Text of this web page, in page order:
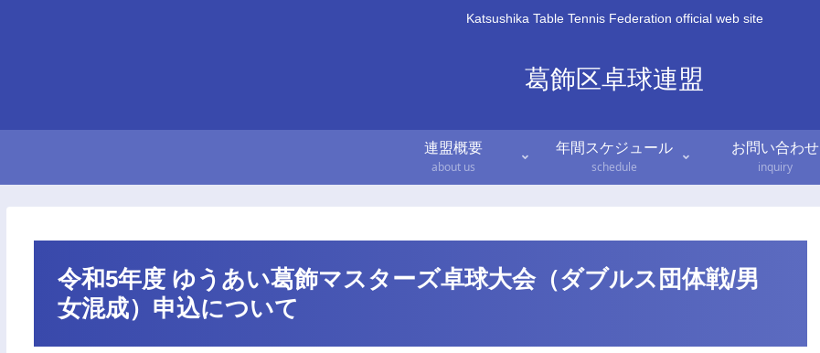
Katsushika Table Tennis Federation official web site
葛飾区卓球連盟
連盟概要
about us
年間スケジュール
schedule
お問い合わせ
inquiry
令和5年度 ゆうあい葛飾マスターズ卓球大会（ダブルス団体戦/男
女混成）申込について